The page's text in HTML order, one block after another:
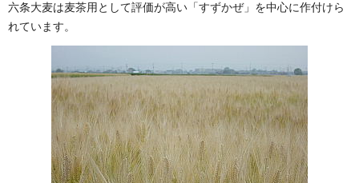
六条大麦は麦茶用として評価が高い「すずかぜ」を中心に作付けら
れています。